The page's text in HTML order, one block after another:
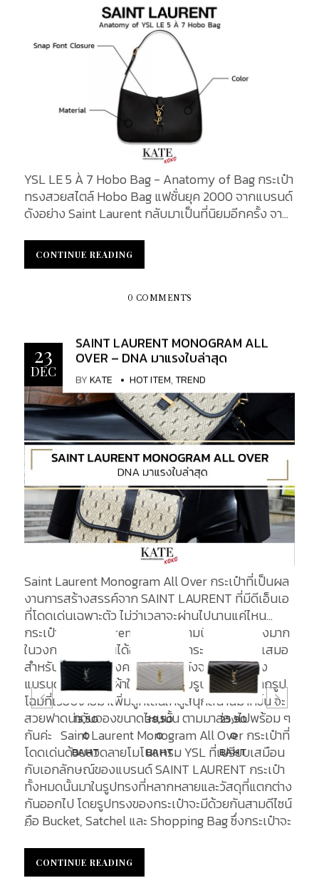
Stitching : ฝีเข็มเย็บจากด้านใน บริเวณขอบเป็น
ลักษณะกุ๊น เก็บมุมสวยงาม โดยมุมข้างของตัวกระเป๋า
สามารถขยายได้ The Shape : ด้านข้างของกระเป๋าทรง
เป็นสี่เหลี่ยมผืนผ้า ทรงตั้ง แผ่นหนังเชื่อมต่อกับด้าน
Flap Leather : ลายหนัง ปิด-เปิด ถูกยึดไว้ที่ด้านหลัง
ขอกระเป๋า เชื่อกันด้วยฝีเย็บอันประณีตอย่างแน่นหนา
Back Side : ด้านหลังดีไซน์มาอย่างเรียบง่าย ไม่มี
กระเป๋าที่ 2 ผืนหนังเป็นแผ่นเดียวกันยาวไปถึง...
YSL LE 5 À 7 Hobo Bag - Anatomy of Bag กระเป๋า
ทรงสวยสไตล์ Hobo Bag แฟชั่นยุค 2000 จากแบรนด์
ดังอย่าง Saint Laurent กลับมาเป็นที่นิยมอีกครั้ง จาก
รับเป็นอย่างดีจากบรรดาสาวกแฟชั่นตั้งแต่ทำการเปิด
ตัว เรียกได้ว่ากระแสแรงดีไม่มีตก จนถึงปัจจุบันเลยที
มีจุดเด่นส่วนไหนให้สาว ๆ ได้สังเกตเจาะลึกกันบ้าง ไปดู
CONTINUE READING
CONTINUE READING
0 COMMENTS
23
DEC
SAINT LAURENT MONOGRAM ALL
OVER – DNA มาแรงใบล่าสุด
BYKATE HOT ITEM, TREND
Saint Laurent Monogram All Over กระเป๋าที่เป็นผล
งานการสร้างสรรค์จาก SAINT LAURENT ที่มีดีเอ็นเอ
ที่โดดเด่นเฉพาะตัว ไม่ว่าเวลาจะผ่านไปนานแค่ไหน
กระเป๋า Saint Laurent ก็ได้รับความนิยมเป็นอย่างมาก
ในวงการแฟชั่น จนได้อยู่ในอันดับกระเป๋าขายดีอยู่เสมอ
สำหรับเทศกาลแห่งความสุขที่กำลังจะมาถึงนี้ ทาง
แบรนด์ได้นำเสนอผ้าใบโมโนแกรมรูปแบบใหม่ จากรูป
โฉมที่เรียบง่ายมาเพิ่มลูกเล่นให้ดูสนุกสนานมากขึ้น จะ
สวยฟาดน่าจับจองขนาดไหนนั้น ตามมาส่องไปพร้อม ๆ
กันค่ะ Saint Laurent Monogram All Over กระเป๋าที่
โดดเด่นด้วยลวดลายโมโนแกรม YSL ที่เปรียบเสมือน
กับเอกลักษณ์ของแบรนด์ SAINT LAURENT กระเป๋า
ทั้งหมดนั้นมาในรูปทรงที่หลากหลายและวัสดุที่แตกต่าง
กันออกไป โดยรูปทรงของกระเป๋าจะมีด้วยกันสามดีไซน์
คือ Bucket, Satchel และ Shopping Bag ซึ่งกระเป๋าจะ
หนัง Suede ที่ปั๊มลายโมโนแกรม วัสดุที่ถูกนำมาผลิต
กระเป๋าล้วนแต่เป็นวัสดุคุณภาพสูง มีความทนทาน
1,500
13,50
0
BAHT
38,50
0
BAHT
25,90
0
BAHT
...
CONTINUE READING
CONTINUE READING